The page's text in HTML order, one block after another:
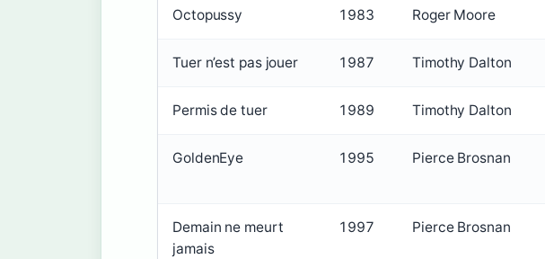
Octopussy 1983 Roger Moore
Tuer n’est pas jouer 1987 Timothy Dalton
Permis de tuer 1989 Timothy Dalton
GoldenEye 1995 Pierce Brosnan
Demain ne meurt
jamais
1997 Pierce Brosnan